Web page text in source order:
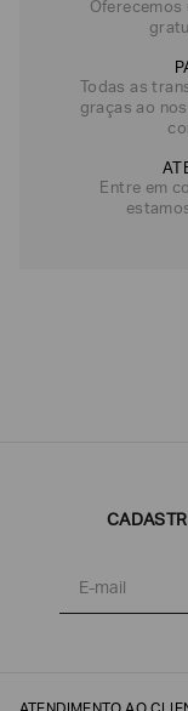
Todas as
graças ao
Entre em